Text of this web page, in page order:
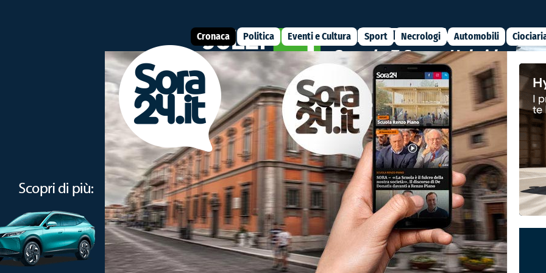
Cronaca Politica Eventi e Cultura Sport Necrologi Automobili